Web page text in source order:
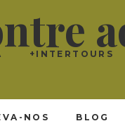
+INTERTOURS
NOS BLOG